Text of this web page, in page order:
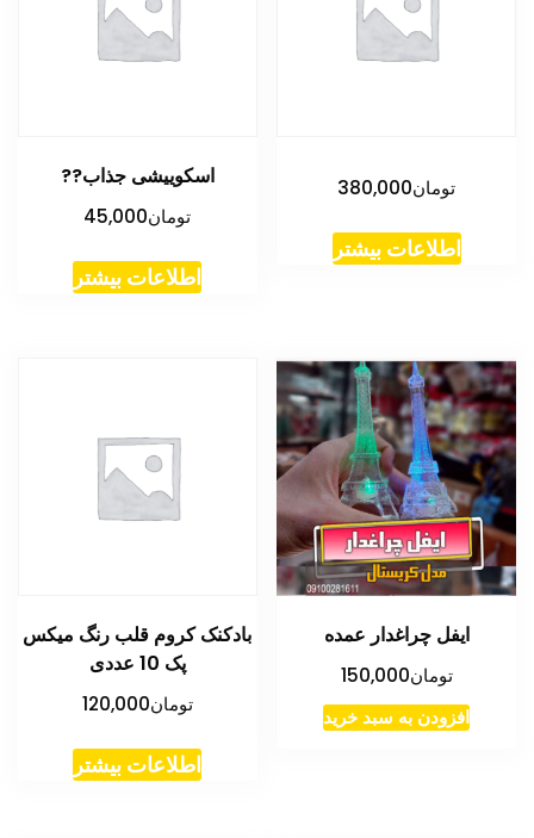
تومان380,000
اطلاعات بیشتر
اسکوییشی جذاب??
تومان45,000
اطلاعات بیشتر
ایفل چراغدار عمده
تومان150,000
افزودن به سبد خرید
بادکنک کروم قلب رنگ میکس
پک 10 عددی
تومان120,000
اطلاعات بیشتر